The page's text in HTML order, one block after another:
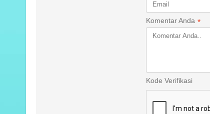
Komentar Anda *
Kode Verifikasi